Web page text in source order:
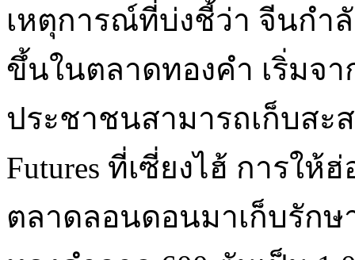
เหตุการณ์ที่บ่งชี้ว่า จีนกำ
ขึ้นในตลาดทองคำ เริ่มจ
ประชาชนสามารถเก็บสะ
Futures ที่เซี่ยงไฮ้ การให้
ตลาดลอนดอนมาเก็บรักษ